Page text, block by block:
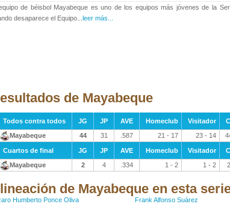
de béisbol Mayabeque es uno de los equipos más jóvenes de la
desaparece el Equipo... leer más...
de Mayabeque
Todos contra todos JG JP AVE Homeclub Visitador
Mayabeque
44 31 .587 21 - 17 23 - 14
Cuartos de final JG JP AVE Homeclub Visitador
Mayabeque
2 4 .334 1 - 2 1 - 2
de Mayabeque en esta
Humberto Ponce Oliva Frank Alfonso Suárez